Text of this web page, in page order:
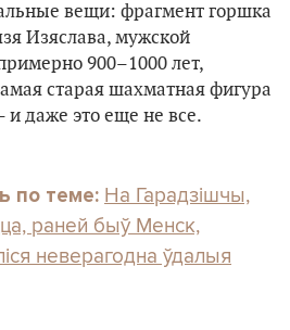
вещи: фрагмент горшка
Изяслава, мужской
900–1000 лет,
старая шахматная фигура
и даже это еще не все.
по теме: На Гарадзішчы,
раней быў Менск,
неверагодна ўдалыя